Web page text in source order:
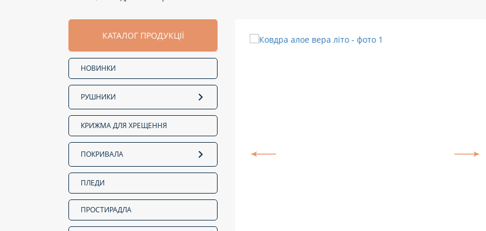
КАТАЛОГ ПРОДУКЦІЇ
НОВИНКИ
РУШНИКИ
КРИЖМА ДЛЯ ХРЕЩЕННЯ
ПОКРИВАЛА
ПЛЕДИ
ПРОСТИРАДЛА